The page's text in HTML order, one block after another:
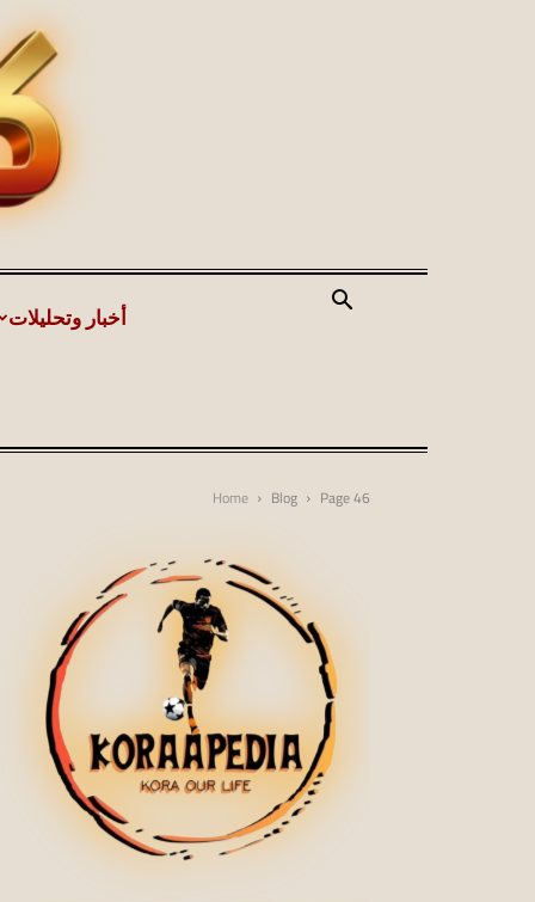
أخبار وتحليلات
Home Blog Page 46